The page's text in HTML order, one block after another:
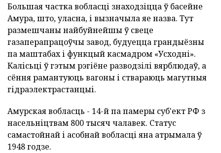
Большая частка вобласці знаходзіцца ў басейне
Амура, што, уласна, і вызначыла яе назва. Тут
размешчаны найбуйнейшы ў свеце
газаперапрацоўчы завод, будуецца грандыёзны
па маштабах і функцый касмадром «Усходні».
Калісьці ў гэтым рэгіёне разводзілі вярблюдаў, а
сёння рамантуюць вагоны і ствараюць магутныя
гідраэлектрастанцыі.
Амурская вобласць - 14-й па памеры суб'ект РФ з
насельніцтвам 800 тысяч чалавек. Статус
самастойнай і асобнай вобласці яна атрымала ў
1948 годзе.